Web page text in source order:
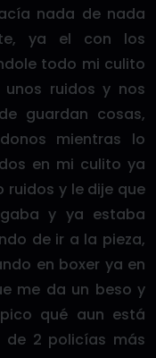
nada de nada
ya el con los
todo mi culito
ruidos y nos
guardan cosas,
mientras lo
en mi culito ya
ruidos y le dije que
y ya estaba
de ir a la pieza,
en boxer ya en
me da un beso y
qué aun está
de 2 policías más